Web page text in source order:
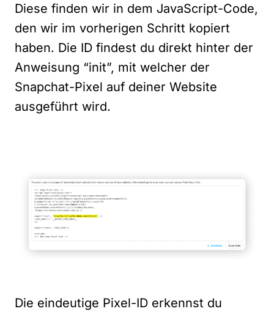
Diese finden wir in dem JavaScript-Code,
den wir im vorherigen Schritt kopiert
haben. Die ID findest du direkt hinter der
Anweisung “init”, mit welcher der
Snapchat-Pixel auf deiner Website
ausgeführt wird.
Die eindeutige Pixel-ID erkennst du